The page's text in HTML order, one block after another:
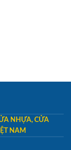
NHỰA, CỬA
NAM